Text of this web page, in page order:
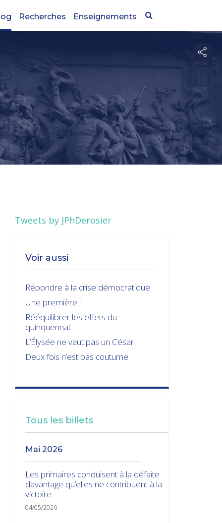
Recherches Enseignements
Tweets by JPhDerosier
Voir aussi
Répondre à la crise démocratique
Une première !
Rééquilibrer les effets du
quinquennat
L’Élysée ne vaut pas un César
Deux fois n’est pas coutume
Tous les billets
mai 2026
Les primaires conduisent à la défaite
davantage qu’elles ne contribuent à la
victoire
04/05/2026